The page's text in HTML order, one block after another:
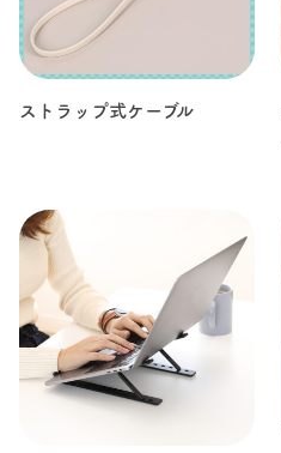
ストラップ式ケーブル